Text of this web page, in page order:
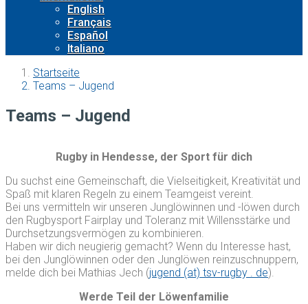
English
Français
Español
Italiano
Startseite
Teams – Jugend
Teams – Jugend
Rugby in Hendesse, der Sport für dich
Du suchst eine Gemeinschaft, die Vielseitigkeit, Kreativität und
Spaß mit klaren Regeln zu einem Teamgeist vereint.
Bei uns vermitteln wir unseren Junglöwinnen und -löwen durch
den Rugbysport Fairplay und Toleranz mit Willensstärke und
Durchsetzungsvermögen zu kombinieren.
Haben wir dich neugierig gemacht? Wenn du Interesse hast,
bei den Junglöwinnen oder den Junglöwen reinzuschnuppern,
melde dich bei Mathias Jech (jugend (at) tsv-rugby . de).
Werde Teil der Löwenfamilie